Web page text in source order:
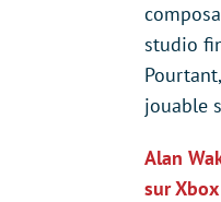
studio
jouable
Alan
sur